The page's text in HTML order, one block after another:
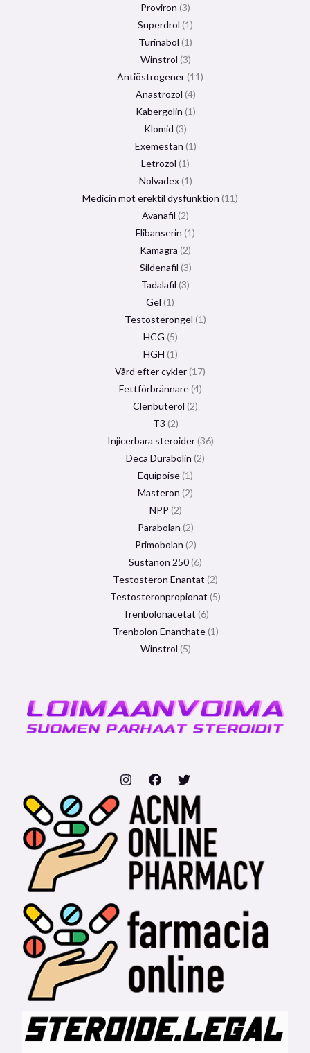
Proviron 3
Superdrol 1
Turinabol 1
Winstrol 3
Antiöstrogener 11
Anastrozol 4
Kabergolin 1
Klomid 3
Exemestan 1
Letrozol 1
Nolvadex 1
Medicin mot erektil dysfunktion 11
Avanafil 2
Flibanserin 1
Kamagra 2
Sildenafil 3
Tadalafil 3
Gel 1
Testosterongel 1
HCG 5
HGH 1
Vård efter cykler 17
Fettförbrännare 4
Clenbuterol 2
T3 2
Injicerbara steroider 36
Deca Durabolin 2
Equipoise 1
Masteron 2
NPP 2
Parabolan 2
Primobolan 2
Sustanon 250 6
Testosteron Enantat 2
Testosteronpropionat 5
Trenbolonacetat 6
Trenbolon Enanthate 1
Winstrol 5